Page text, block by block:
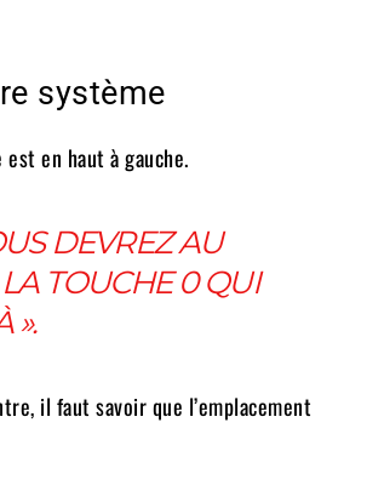
système
en haut à gauche.
DEVREZ AU
TOUCHE 0 QUI
».
il faut savoir que l’emplacement